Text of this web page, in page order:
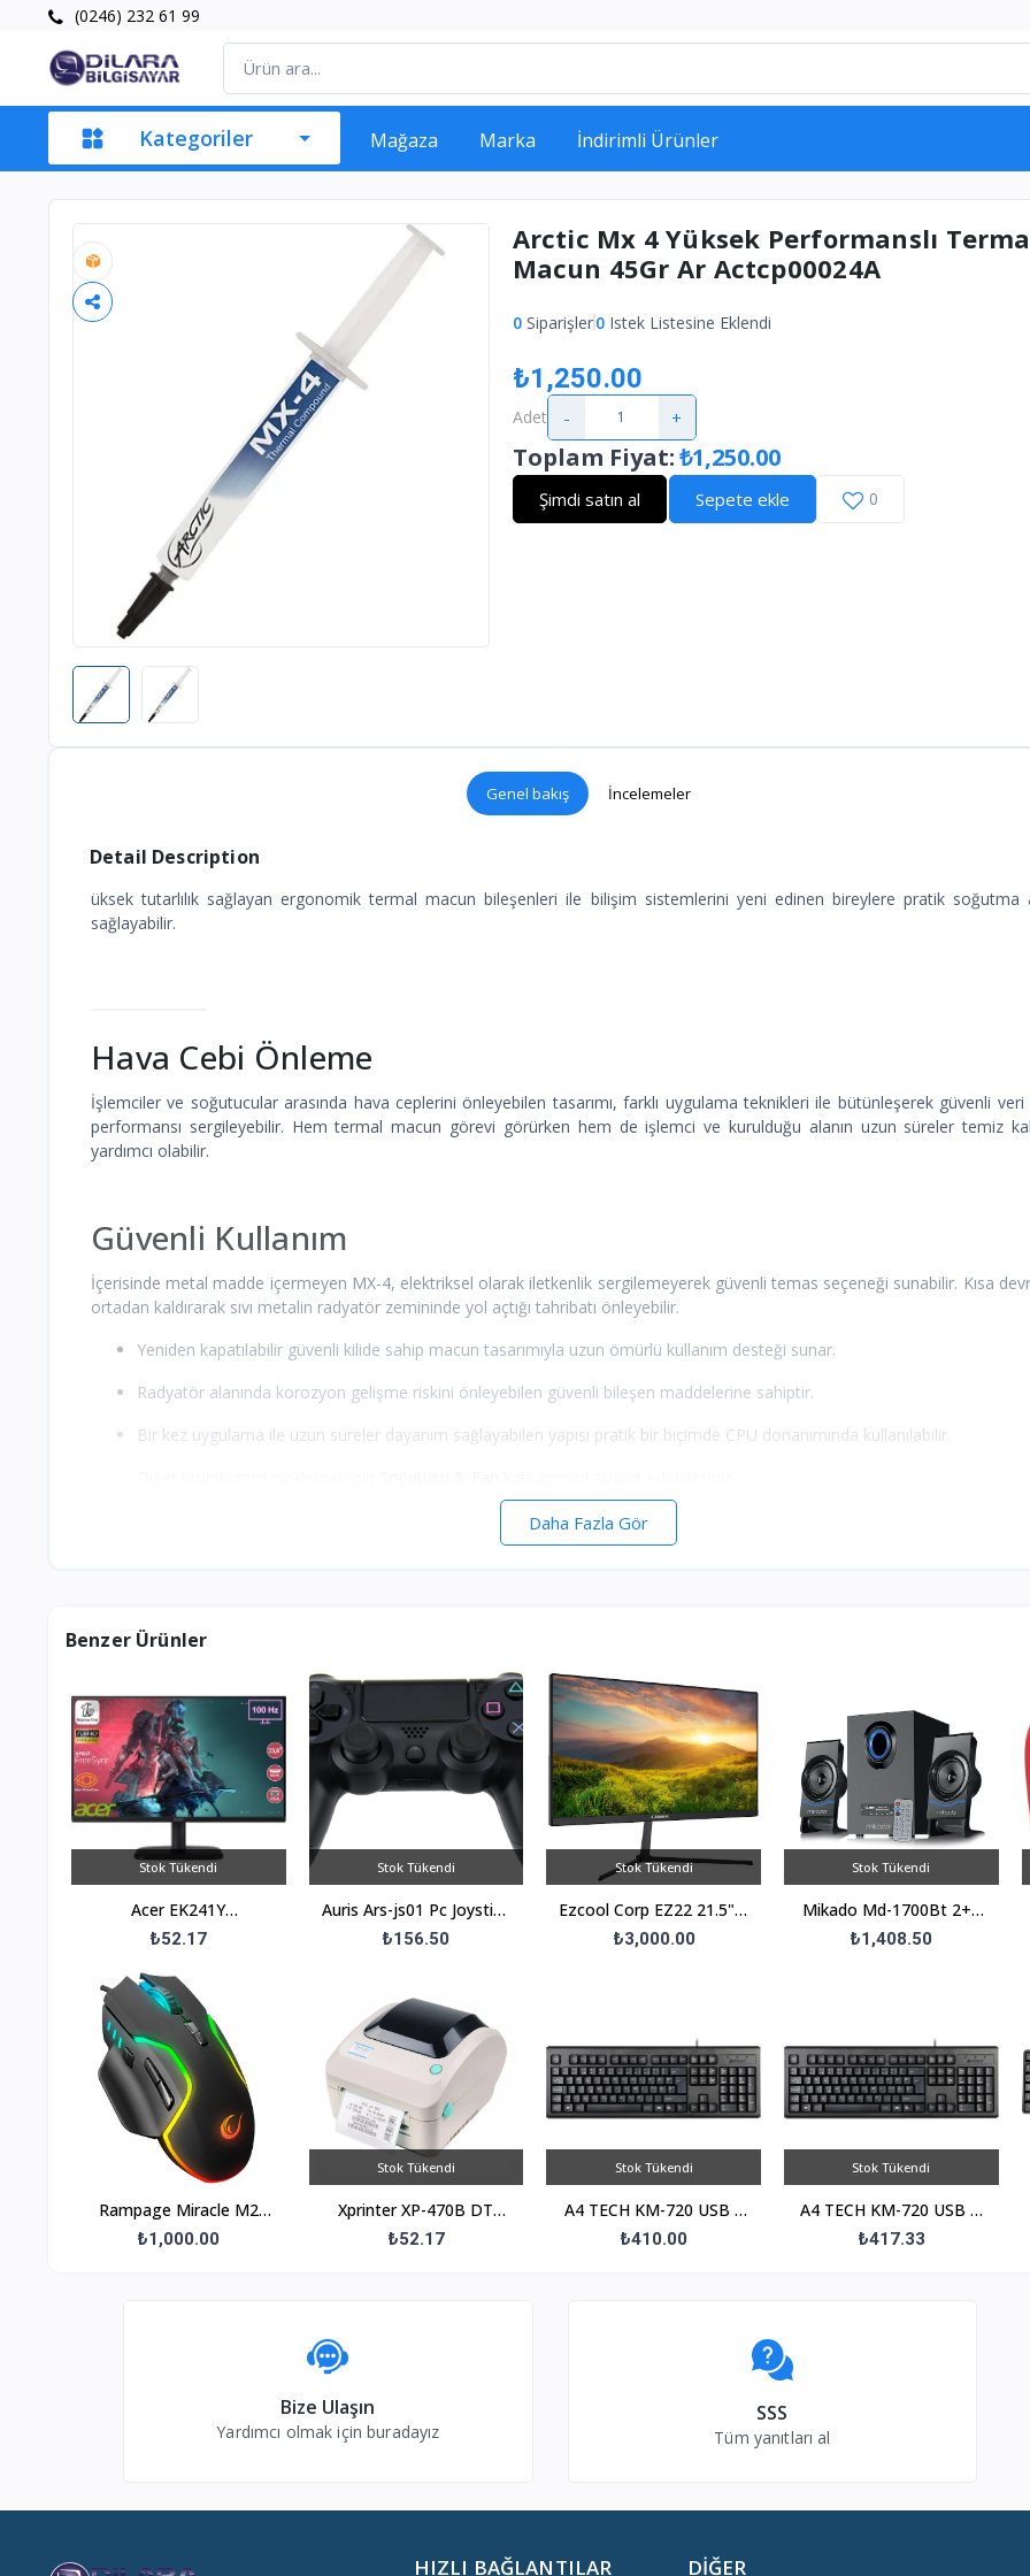
(0246) 232 61 99
Kategoriler Mağaza Marka İndirimli Ürünler
Arctic Mx 4 Yüksek Performanslı
Macun 45Gr Ar Actcp00024A
0Siparişler0Istek Listesine Eklendi
₺1,250.00
Adet - +
Toplam Fiyat:₺1,250.00
Şimdi satın al Sepete ekle 0
Genel bakış İncelemeler
Detail Description
üksek tutarlılık sağlayan ergonomik termal macun bileşenleri ile bilişim sistemlerini yeni edinen bireylere pratik soğutma
sağlayabilir.
Hava Cebi Önleme
İşlemciler ve soğutucular arasında hava ceplerini önleyebilen tasarımı, farklı uygulama teknikleri ile bütünleşerek güvenli veri
performansı sergileyebilir. Hem termal macun görevi görürken hem de işlemci ve kurulduğu alanın uzun süreler temiz
yardımcı olabilir.
Güvenli Kullanım
İçerisinde metal madde içermeyen MX-4, elektriksel olarak iletkenlik sergilemeyerek güvenli temas seçeneği sunabilir. Kısa
ortadan kaldırarak sıvı metalin radyatör zemininde yol açtığı tahribatı önleyebilir.
Yeniden kapatılabilir güvenli kilide sahip macun tasarımıyla uzun ömürlü kullanım desteği sunar.
Radyatör alanında korozyon gelişme riskini önleyebilen güvenli bileşen maddelerine sahiptir.
Bir kez uygulama ile uzun süreler dayanım sağlayabilen yapısı pratik bir biçimde CPU donanımında kullanılabilir.
Daha Fazla Gör
Benzer Ürünler
Stok Tükendi
Acer EK241Y
UM.QE1EE.H01 23.8" 1
FreeSync Full HD VA LED
Moni
₺52.17
Stok Tükendi
Auris Ars-js01 Pc Joystick
Titreşimli Usb Girişli
₺156.50
Stok Tükendi
Ezcool Corp EZ22 21.5" 5
MS 100 Hz HDMI+VGA
₺3,000.00
Stok Tükendi
Mikado Md-1700Bt 2+1
Siyah Usb+Sd+Fm
₺1,408.50
Rampage Miracle M2
Usb Siyah 8 Tuşlu RGB
₺1,000.00
Stok Tükendi
Xprinter XP-470B DT
USB Barkod Yazıcı 4 Gri
₺52.17
Stok Tükendi
A4 TECH KM-720 USB F
Trk Standart Siyah Klavye
₺410.00
Stok Tükendi
A4 TECH KM-720 USB Q
Trk Standart Siyah Klavye
₺417.33
Bize Ulaşın
Yardımcı olmak için buradayız
SSS
Tüm yanıtları al
HIZLI BAĞLANTILAR DIĞER